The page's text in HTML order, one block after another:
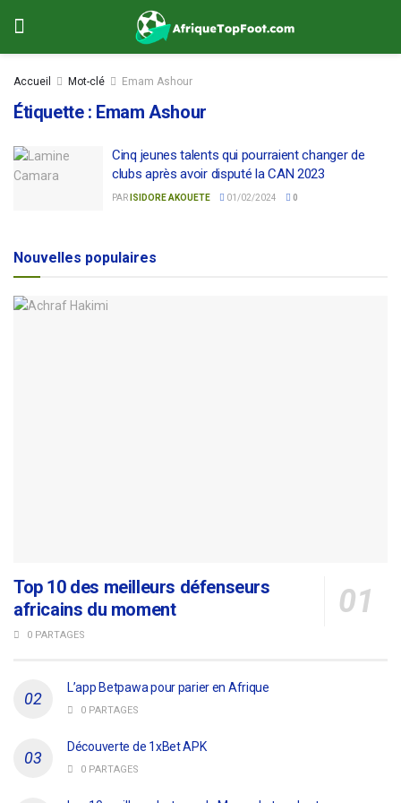
Accueil Mot-clé Emam Ashour
Étiquette : Emam Ashour
Cinq jeunes talents qui pourraient changer de
clubs après avoir disputé la CAN 2023
PAR ISIDORE AKOUETE 01/02/2024 0
Nouvelles populaires
Top 10 des meilleurs défenseurs
africains du moment
0 PARTAGES
L’app Betpawa pour parier en Afrique
0 PARTAGES
Découverte de 1xBet APK
0 PARTAGES